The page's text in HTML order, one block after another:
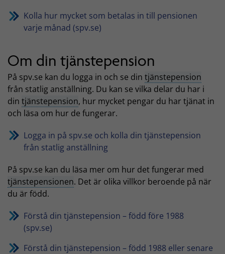
Kolla hur mycket som betalas in till pensionen
varje månad (spv.se)
Om din tjänstepension
På spv.se kan du logga in och se din tjänstepension
från statlig anställning. Du kan se vilka delar du har i
din tjänstepension, hur mycket pengar du har tjänat in
och läsa om hur de fungerar.
Logga in på spv.se och kolla din tjänstepension
från statlig anställning
På spv.se kan du läsa mer om hur det fungerar med
tjänstepensionen. Det är olika villkor beroende på när
du är född.
Förstå din tjänstepension – född före 1988
(spv.se)
Förstå din tjänstepension – född 1988 eller senare